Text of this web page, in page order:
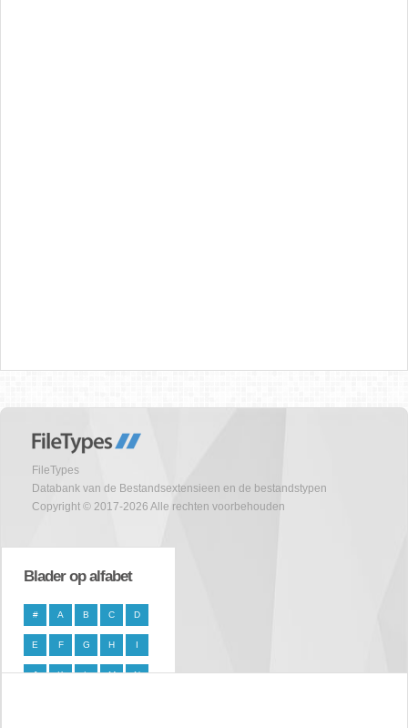
FileTypes
Databank van de Bestandsextensieen en de bestandstypen
Copyright © 2017-2026 Alle rechten voorbehouden
Blader op alfabet
# A B C D
E F G H I
J K L M N